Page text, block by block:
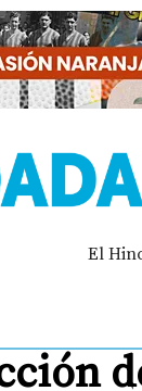
El